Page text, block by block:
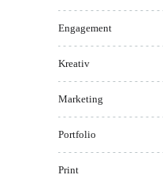
Engagement
Kreativ
Marketing
Portfolio
Print